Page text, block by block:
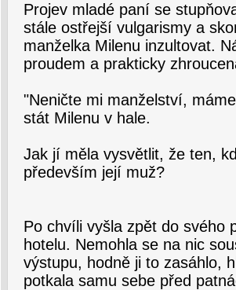
Projev mladé paní se
stále ostřejší vulgarismy a
manželka Milenu inzultovat.
proudem a prakticky
"Neničte mi manželství,
stát Milenu v hale.
Jak jí měla vysvětlit, že ten,
především její muž?
Po chvíli vyšla zpět do svého
hotelu. Nemohla se na nic
výstupu, hodně ji to zasáhlo,
potkala samu sebe před